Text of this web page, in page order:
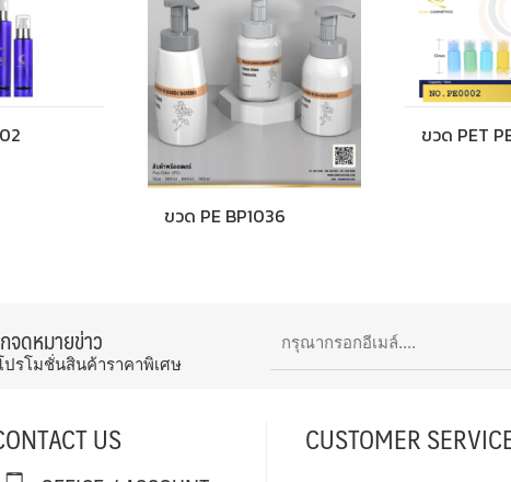
ขวด PE BP1036
ขวด PET
จดหมายข่าว
ปรโมชั่นสินค้าราคาพิเศษ
US CUSTOMER